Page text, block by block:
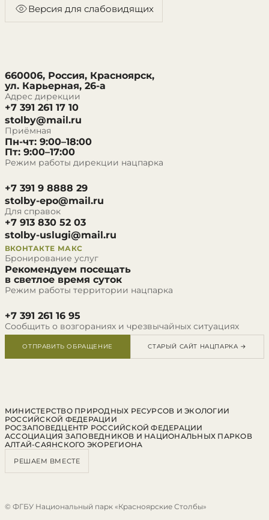
Версия для слабовидящих
660006, Россия, Красноярск,
ул. Карьерная, 26-а
Адрес дирекции
+7 391 261 17 10
stolby@mail.ru
Приёмная
Пн-чт: 9:00–18:00
Пт: 9:00–17:00
Режим работы дирекции нацпарка
+7 391 9 8888 29
stolby-epo@mail.ru
Для справок
+7 913 830 52 03
stolby-uslugi@mail.ru
ВКОНТАКТЕ МАКС
Бронирование услуг
Рекомендуем посещать
в светлое время суток
Режим работы территории нацпарка
+7 391 261 16 95
Сообщить о возгораниях и чрезвычайных ситуациях
ОТПРАВИТЬ ОБРАЩЕНИЕ СТАРЫЙ САЙТ НАЦПАРКА →
МИНИСТЕРСТВО ПРИРОДНЫХ РЕСУРСОВ И ЭКОЛОГИИ
РОССИЙСКОЙ ФЕДЕРАЦИИ
РОСЗАПОВЕДЦЕНТР РОССИЙСКОЙ ФЕДЕРАЦИИ
АССОЦИАЦИЯ ЗАПОВЕДНИКОВ И НАЦИОНАЛЬНЫХ ПАРКОВ
АЛТАЙ-САЯНСКОГО ЭКОРЕГИОНА
РЕШАЕМ ВМЕСТЕ
© ФГБУ Национальный парк «Красноярские Столбы»